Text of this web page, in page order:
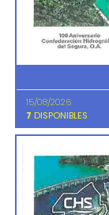
15/08/2026
7 DISPONIBLES